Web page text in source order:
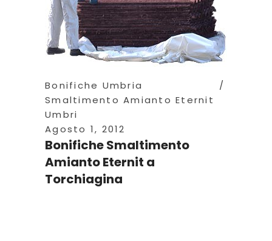
Bonifiche Umbria
Smaltimento Amianto Eternit
Umbri
Agosto 1, 2012
Bonifiche Smaltimento
Amianto Eternit a
Torchiagina